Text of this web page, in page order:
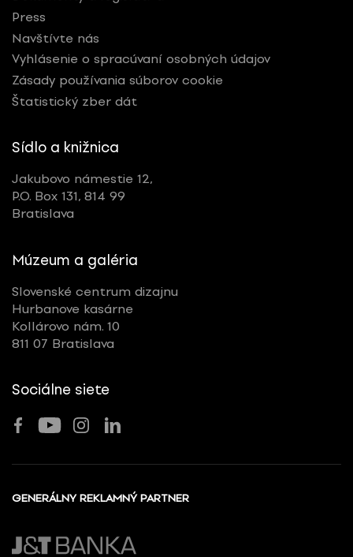
Press
Navštívte nás
Vyhlásenie o spracúvaní osobných údajov
Zásady používania súborov cookie
Štatistický zber dát
Sídlo a knižnica
Jakubovo námestie 12,
P.O. Box 131, 814 99
Bratislava
Múzeum a galéria
Slovenské centrum dizajnu
Hurbanove kasárne
Kollárovo nám. 10
811 07 Bratislava
Sociálne siete
GENERÁLNY REKLAMNÝ PARTNER